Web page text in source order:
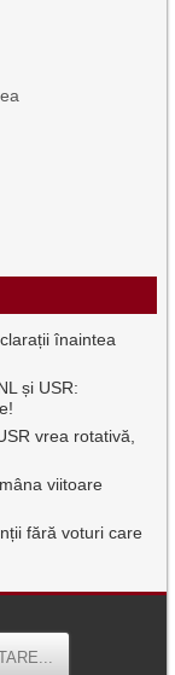
înaintea
și USR:
vrea rotativă,
viitoare
fără voturi care